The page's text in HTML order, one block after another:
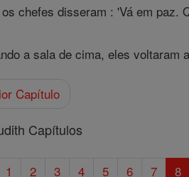
chefes disseram : 'Vá em paz.
a sala de cima, eles voltaram
Capítulo
Capítulos
1 2 3 4 5 6 7 8